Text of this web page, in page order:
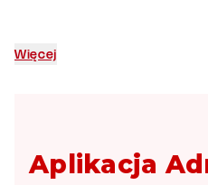
Więcej
Aplikacja